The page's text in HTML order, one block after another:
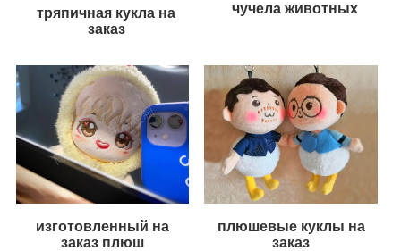
тряпичная кукла на
заказ
чучела животных
изготовленный на
заказ плюш
плюшевые куклы на
заказ